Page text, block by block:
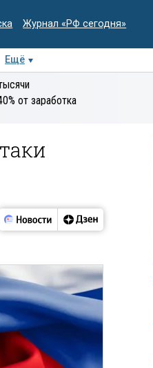
Журнал «РФ сегодня»
Ещё
экспертиза
от заработка